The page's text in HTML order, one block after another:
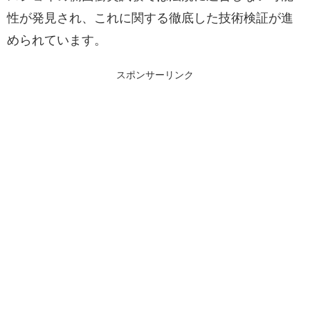
性が発見され、これに関する徹底した技術検証が進
められています。
スポンサーリンク